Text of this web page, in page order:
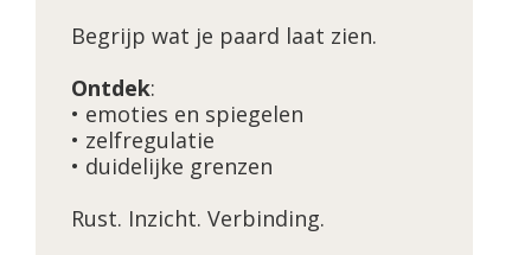
Begrijp wat je paard laat zien.
Ontdek:
• emoties en spiegelen
• zelfregulatie
• duidelijke grenzen
Rust. Inzicht. Verbinding.